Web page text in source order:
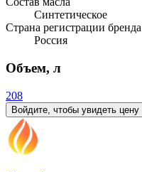
Синтетическое
Страна регистрации бренда
Россия
Объем, л
208
Войдите, чтобы увидеть цену